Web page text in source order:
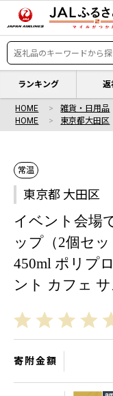
ランキング 返
HOME 雑貨・日用品
HOME
東京都大田区
常温
東京都 大田区
イベント会場
ップ（2個セ
450ml ポリプ
ント カフェ
寄附金額